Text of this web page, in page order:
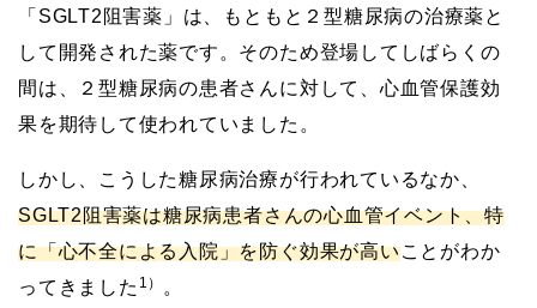
「SGLT2阻害薬」は、もともと２型糖尿病の治療薬と
して開発された薬です。そのため登場してしばらくの
間は、２型糖尿病の患者さんに対して、心血管保護効
果を期待して使われていました。
しかし、こうした糖尿病治療が行われているなか、
SGLT2阻害薬は糖尿病患者さんの心血管イベント、特
に「心不全による入院」を防ぐ効果が高いことがわか
ってきました 1） 。